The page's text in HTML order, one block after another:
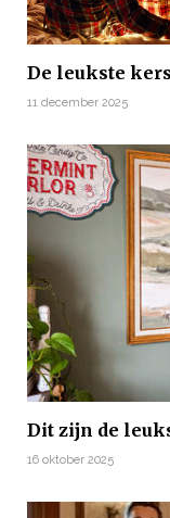
De leukste
11 december 2025
Dit zijn de
16 oktober 2025